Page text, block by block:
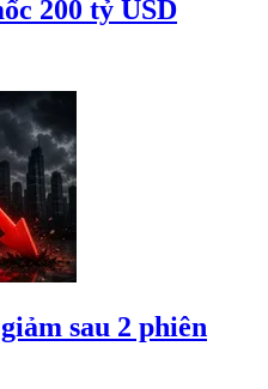
200 tỷ USD
sau 2 phiên